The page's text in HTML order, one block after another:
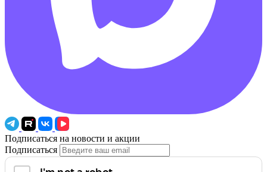
Подписаться на новости и акции
Подписаться